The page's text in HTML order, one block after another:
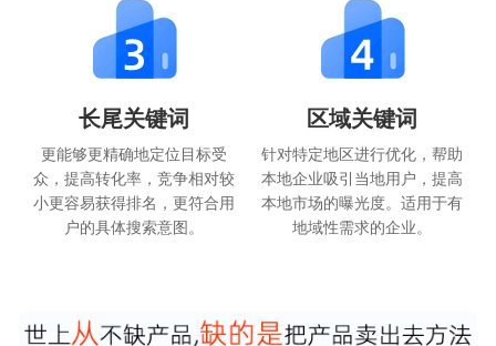
长尾关键词
更能够更精确地定位目标受
众，提高转化率，竞争相对较
小更容易获得排名，更符合用
户的具体搜索意图。
区域关键词
针对特定地区进行优化，帮助
本地企业吸引当地用户，提高
本地市场的曝光度。适用于有
地域性需求的企业。